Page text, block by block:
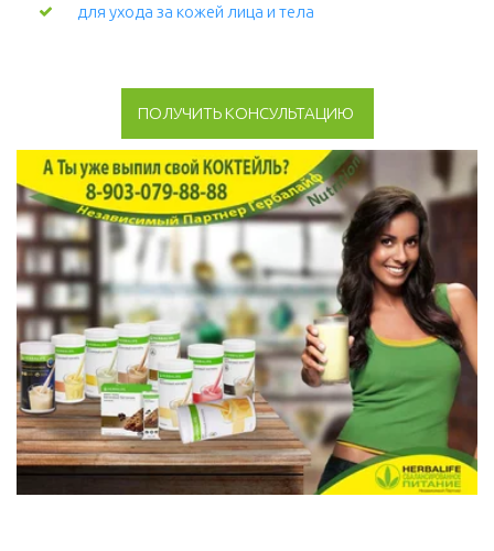
для ухода за кожей лица и тела
ПОЛУЧИТЬ КОНСУЛЬТАЦИЮ